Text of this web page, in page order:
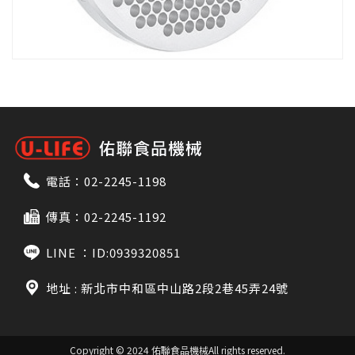
電話： 02-2245-1198
傳真：02-2245-1192
LINE ： ID:0939320851
地址 : 新北市中和區中山路2段2巷45弄24號
Copyright © 2024 佑聯食品機械All rights reserved.